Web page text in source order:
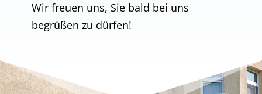
Wir freuen uns, Sie bald bei uns
begrüßen zu dürfen!